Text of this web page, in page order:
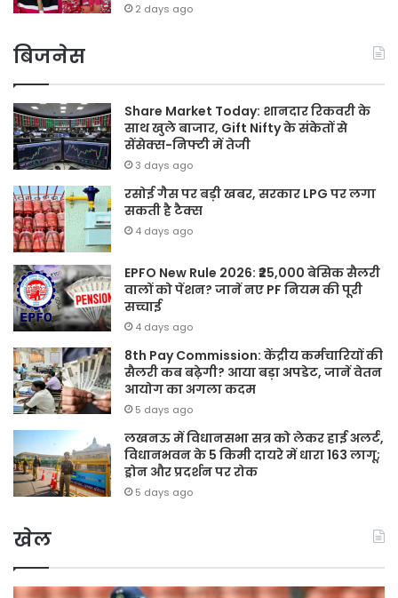
2 days ago
बिजनेस
Share Market Today: शानदार रिकवरी के
साथ खुले बाजार, Gift Nifty के संकेतों से
सेंसेक्स-निफ्टी में तेजी
3 days ago
रसोई गैस पर बड़ी खबर, सरकार LPG पर लगा
सकती है टैक्स
4 days ago
EPFO New Rule 2026: ₹25,000 बेसिक सैलरी
वालों को पेंशन? जानें नए PF नियम की पूरी
सच्चाई
4 days ago
8th Pay Commission: केंद्रीय कर्मचारियों की
सैलरी कब बढ़ेगी? आया बड़ा अपडेट, जानें वेतन
आयोग का अगला कदम
5 days ago
लखनऊ में विधानसभा सत्र को लेकर हाई अलर्ट,
विधानभवन के 5 किमी दायरे में धारा 163 लागू;
ड्रोन और प्रदर्शन पर रोक
5 days ago
खेल